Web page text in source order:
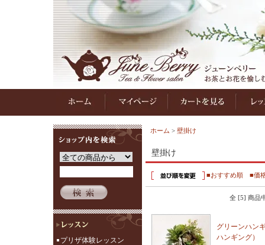
プリザ体験レッスン
ホーム > 壁掛け
壁掛け
■おすすめ順 ■価
全 [5] 商品
グリーンハン
ハンギング）